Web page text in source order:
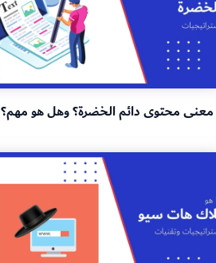
معنى محتوى دائم الخضرة؟ وهل هو مهم؟